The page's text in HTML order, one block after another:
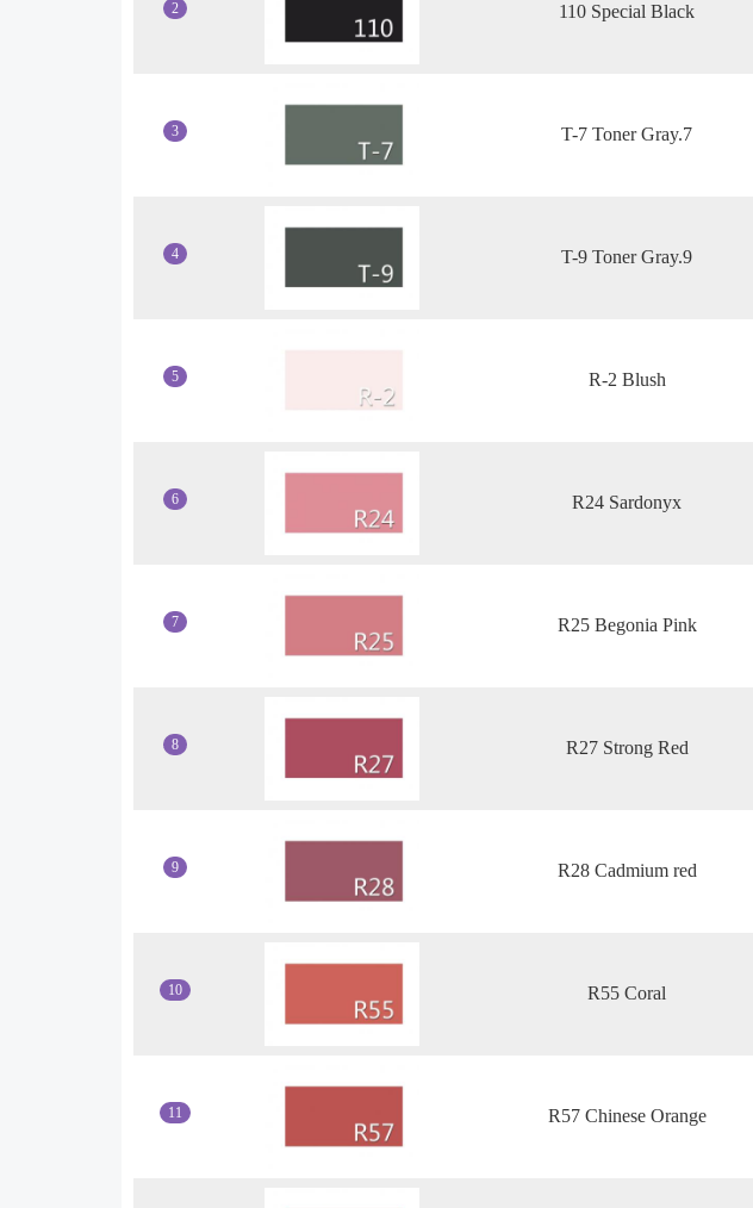
110 Special Black
T-7 Toner Gray.7
T-9 Toner Gray.9
R-2 Blush
R24 Sardonyx
R25 Begonia Pink
R27 Strong Red
R28 Cadmium red
R55 Coral
R57 Chinese Orange